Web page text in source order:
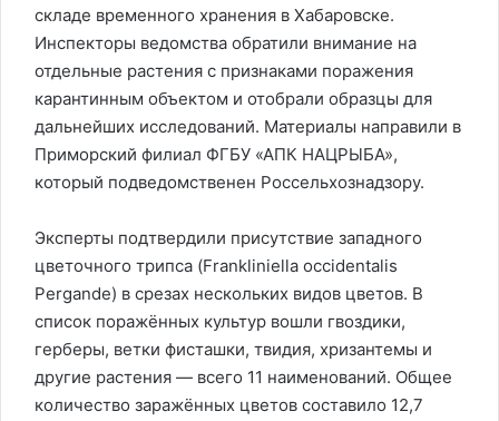
складе временного хранения в Хабаровске.
Инспекторы ведомства обратили внимание на
отдельные растения с признаками поражения
карантинным объектом и отобрали образцы для
дальнейших исследований. Материалы направили в
Приморский филиал ФГБУ «АПК НАЦРЫБА»,
который подведомственен Россельхознадзору.
Эксперты подтвердили присутствие западного
цветочного трипса (Frankliniella occidentalis
Pergande) в срезах нескольких видов цветов. В
список поражённых культур вошли гвоздики,
герберы, ветки фисташки, твидия, хризантемы и
другие растения — всего 11 наименований. Общее
количество заражённых цветов составило 12,7